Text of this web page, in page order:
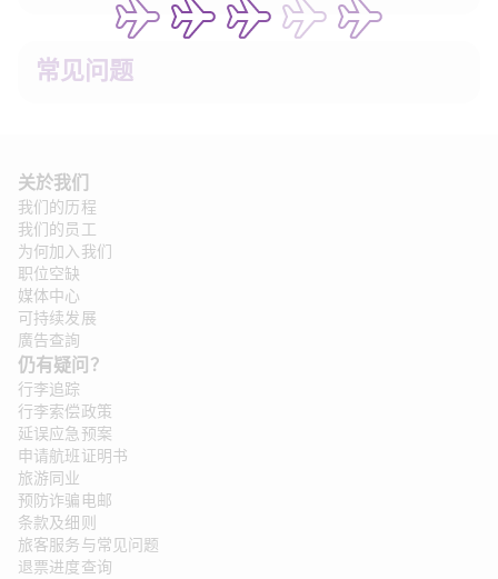
常见问题
关於我们
我们的历程
我们的员工
为何加入我们
职位空缺
媒体中心
可持续发展
廣告查詢
仍有疑问？
行李追踪
行李索偿政策
延误应急预案
申请航班证明书
旅游同业
预防诈骗电邮
条款及细则
旅客服务与常见问题
退票进度查询